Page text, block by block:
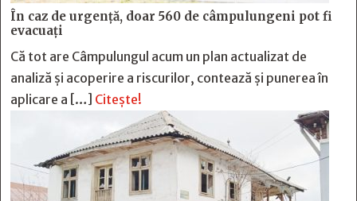
În caz de urgență, doar 560 de câmpulungeni pot fi
evacuați
Că tot are Câmpulungul acum un plan actualizat de
analiză și acoperire a riscurilor, contează și punerea în
aplicare a […] Citește!